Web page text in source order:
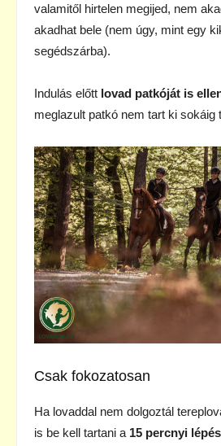
valamitől hirtelen megijed, nem
akadhat bele (nem úgy, mint egy
segédszárba).
Indulás előtt lovad patkóját is
meglazult patkó nem tart ki sokáig
Csak fokozatosan
Ha lovaddal nem dolgoztál
is be kell tartani a 15 percnyi lépés